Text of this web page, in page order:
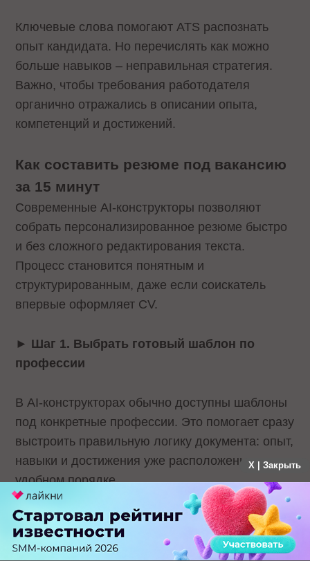
Ключевые слова помогают ATS распознать
опыт кандидата. Но перечислять как можно
больше навыков – неправильная стратегия.
Важно, чтобы требования работодателя
органично отражались в описании опыта,
компетенций и достижений.
Как составить резюме под вакансию
за 15 минут
Современные AI-конструкторы позволяют
собрать персонализированное резюме быстро
и без сложного редактирования текста.
Процесс становится понятным и
структурированным, даже если соискатель
впервые оформляет CV.
► Шаг 1. Выбрать готовый шаблон по
профессии
В AI-конструкторах обычно доступны шаблоны
под конкретные профессии. Это помогает сразу
выстроить правильную логику документа: опыт,
навыки и достижения уже расположены в
удобном порядке.
►Шаг 2. Заполнить основные разделы
резюме
X | Закрыть